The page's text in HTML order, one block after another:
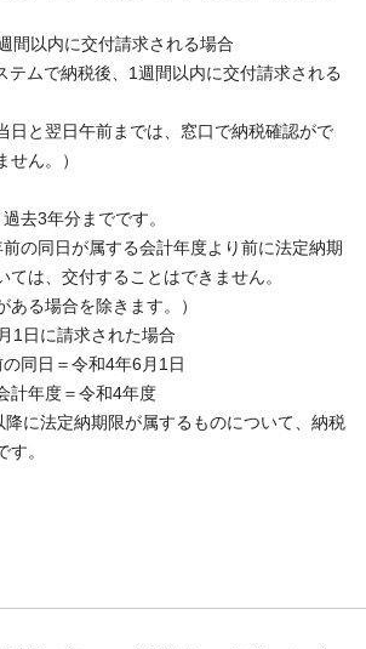
間以内に交付請求される場合
テムで納税後、1週間以内に交付請求される
日と翌日午前までは、窓口で納税確認がで
せん。）
去3年分までです。
の同日が属する会計年度より前に法定納期
ては、交付することはできません。
る場合を除きます。）
1日に請求された場合
同日＝令和4年6月1日
計年度＝令和4年度
に法定納期限が属するものについて、納税
す。